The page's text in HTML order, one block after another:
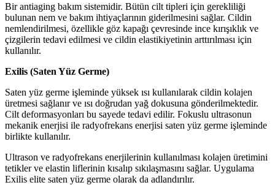
Bir antiaging bakım sistemidir. Bütün cilt tipleri için gerekliliği
bulunan nem ve bakım ihtiyaçlarının giderilmesini sağlar. Cildin
nemlendirilmesi, özellikle göz kapağı çevresinde ince kırışıklık ve
çizgilerin tedavi edilmesi ve cildin elastikiyetinin arttırılması için
kullanılır.
Exilis (Saten Yüz Germe)
Saten yüz germe işleminde yüksek ısı kullanılarak cildin kolajen
üretmesi sağlanır ve ısı doğrudan yağ dokusuna gönderilmektedir.
Cilt deformasyonları bu sayede tedavi edilir. Fokuslu ultrasonun
mekanik enerjisi ile radyofrekans enerjisi saten yüz germe işleminde
birlikte kullanılır.
Ultrason ve radyofrekans enerjilerinin kullanılması kolajen üretimini
tetikler ve elastin liflerinin kısalıp sıkılaşmasını sağlar. Uygulama
Exilis elite saten yüz germe olarak da adlandırılır.